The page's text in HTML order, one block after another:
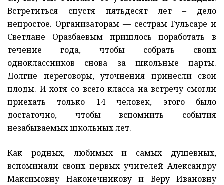
Встретиться спустя пятьдесят лет – дело
непростое. Организаторам — сестрам Гульсаре и
Светлане Оразбаевым пришлось поработать в
течение года, чтобы собрать своих
одноклассников снова за школьные парты.
Долгие переговоры, уточнения принесли свои
плоды. И хотя со всего класса на встречу смогли
приехать только 14 человек, этого было
достаточно, чтобы вспомнить события
незабываемых школьных лет.
Как родных, любимых и самых душевных,
вспоминали своих первых учителей Александру
Максимовну Наконечникову и Веру Ивановну